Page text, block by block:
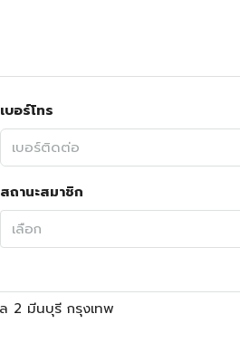
เบอร์โทร
สถานะสมาชิก
เลือก